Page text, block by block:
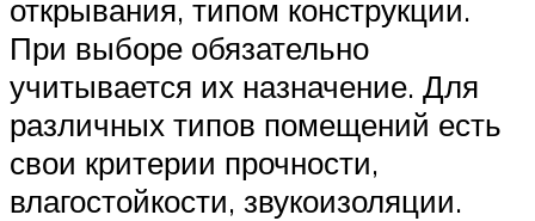
открывания, типом конструкции.
При выборе обязательно
учитывается их назначение. Для
различных типов помещений есть
свои критерии прочности,
влагостойкости, звукоизоляции.